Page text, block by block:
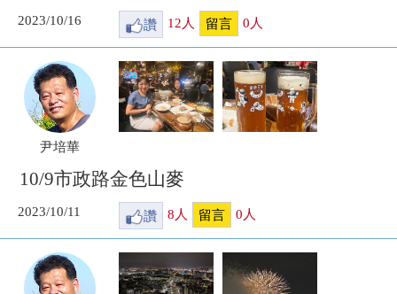
2023/10/16 讚 12人 留言 0人
尹培華
10/9市政路金色山麥
2023/10/11 讚 8 人 留言 0 人